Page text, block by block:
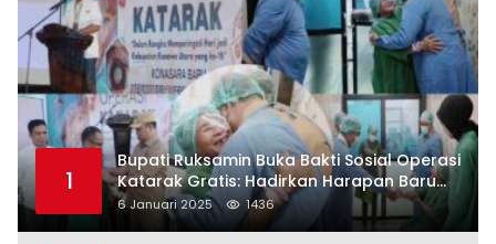
1
Bupati Ruksamin Buka Bakti Sosial Operasi
Katarak Gratis: Hadirkan Harapan Baru
bagi Masyarakat Konut
6 Januari 2025 1436